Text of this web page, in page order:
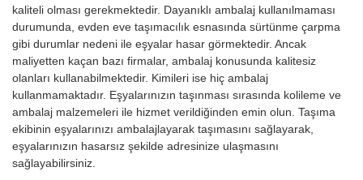
kaliteli olması gerekmektedir. Dayanıklı ambalaj kullanılmaması
durumunda, evden eve taşımacılık esnasında sürtünme çarpma
gibi durumlar nedeni ile eşyalar hasar görmektedir. Ancak
maliyetten kaçan bazı firmalar, ambalaj konusunda kalitesiz
olanları kullanabilmektedir. Kimileri ise hiç ambalaj
kullanmamaktadır. Eşyalarınızın taşınması sırasında kolileme ve
ambalaj malzemeleri ile hizmet verildiğinden emin olun. Taşıma
ekibinin eşyalarınızı ambalajlayarak taşımasını sağlayarak,
eşyalarınızın hasarsız şekilde adresinize ulaşmasını
sağlayabilirsiniz.